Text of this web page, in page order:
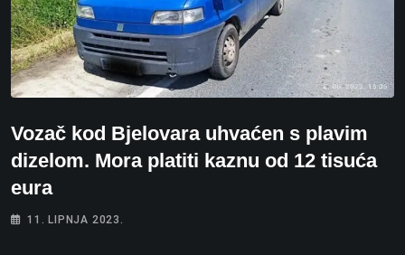
Vozač kod Bjelovara uhvaćen s plavim
dizelom. Mora platiti kaznu od 12 tisuća
eura
11. LIPNJA 2023.